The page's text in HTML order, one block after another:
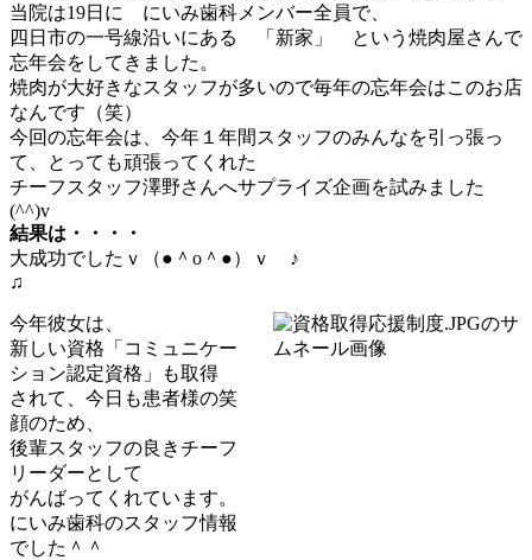
当院は19日に にいみ歯科メンバー全員で、
四日市の一号線沿いにある 「新家」 という焼肉屋さんで
忘年会をしてきました。
焼肉が大好きなスタッフが多いので毎年の忘年会はこのお店
なんです（笑）
今回の忘年会は、今年１年間スタッフのみんなを引っ張っ
て、とっても頑張ってくれた
チーフスタッフ澤野さんへサプライズ企画を試みました
(^^)v
結果は・・・・
大成功でしたｖ（●＾o＾●）ｖ ♪
♫
今年彼女は、
新しい資格「コミュニケー
ション認定資格」も取得
されて、今日も患者様の笑
顔のため、
後輩スタッフの良きチーフ
リーダーとして
がんばってくれています。
にいみ歯科のスタッフ情報
でした＾＾